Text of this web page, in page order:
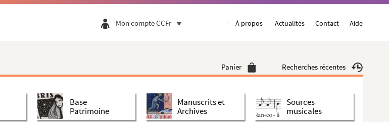
Mon compte CCFr À propos Actualités Contact Aide
Panier Recherches récentes
Base
Patrimoine
Manuscrits et
Archives
Sources
musicales